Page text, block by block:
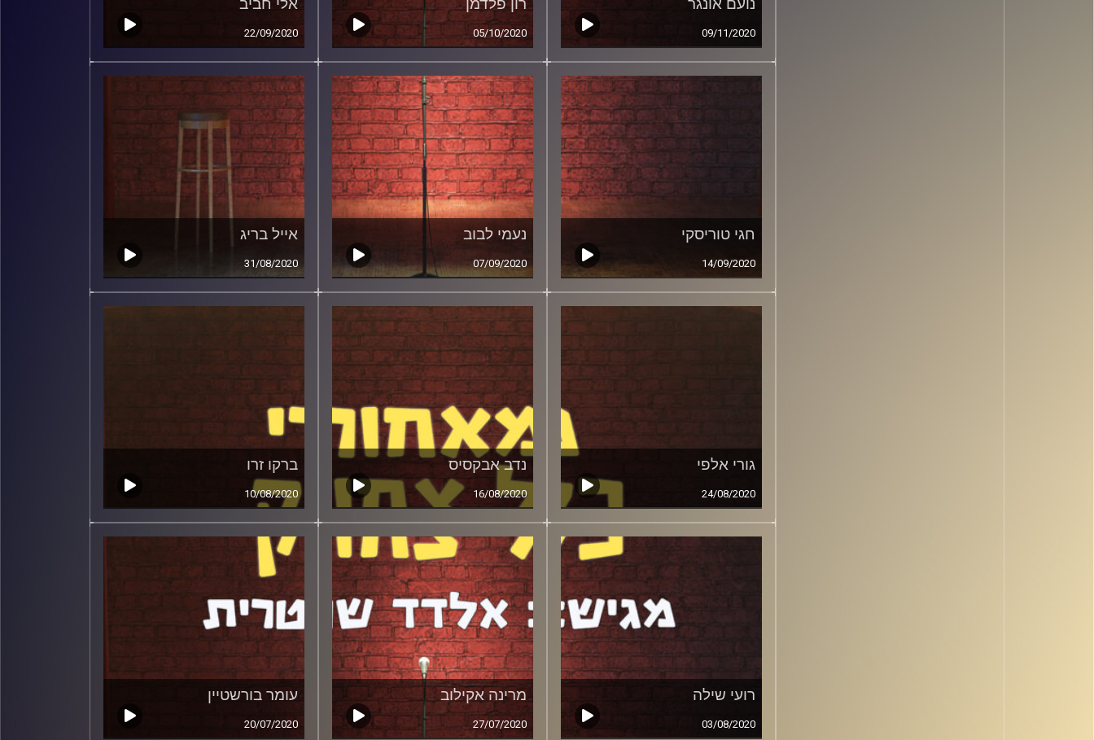
נועם אונגר
09/11/2020
רון פלדמן
05/10/2020
אלי חביב
22/09/2020
חגי טוריסקי
14/09/2020
נעמי לבוב
07/09/2020
אייל בריג
31/08/2020
גורי אלפי
24/08/2020
נדב אבקסיס
16/08/2020
ברקו זרו
10/08/2020
רועי שילה
03/08/2020
מרינה אקילוב
27/07/2020
עומר בורשטיין
20/07/2020